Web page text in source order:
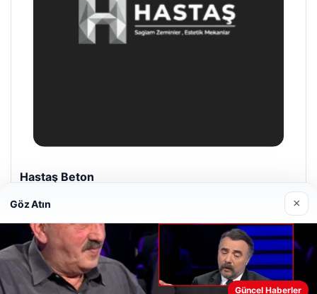
Enes Kaplan Avukatlık Bürosu
Web sitemizi nasıl kullandığınızı daha iyi anlayabilmek,
Göz Atın ×
Güncel Haberler